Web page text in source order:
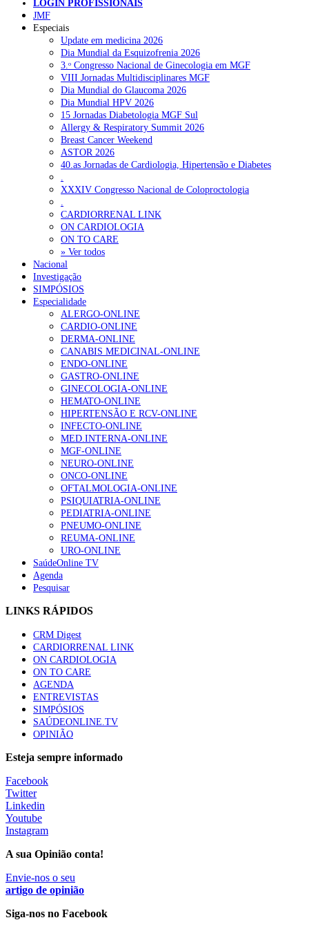
NOTÍCIAS RECENTES
Plataforma criada por estudantes apoia famílias após diagnóstico
de demência 5 de Agosto, 2026
ULS Alto Alentejo e IPO de Lisboa reforçam cooperação em
Oncologia, formação e investigação 5 de Agosto, 2026
Montenegro defende gestão pública ou privada para garantir
médicos de família 5 de Agosto, 2026
Governo admite cobrar taxas a utentes que recusem vaga em
cuidados continuados
Estudo aponta potencial da casca de maracujá-roxo no controlo
da inflamação da asma 5 de Agosto, 2026
NOTÍCIAS MAIS LIDAS
Enfermagem Forense. “Da urgência ao tribunal, cada
gesto conta e cada profissional faz a diferença”
202 visualizações
Alguns milhares de utentes podem ficar sem médico de
família com nova regras do registo, alerta associação
167 visualizações
Quase quatro em cada dez doentes com enfarte
apresentavam níveis elevados de Lp(a), revela estudo
84 visualizações
Trodelvy aprovado para primeira linha no cancro da
mama triplo negativo metastático em doentes não
elegíveis para inibidores PD-(L)1
58 visualizações
1.º Episódio do Podcast “Frequência Cardio – Sintoniza-
58 visualizações
Canábis medicinal e saúde mental
53 visualizações
MAIS NOTÍCIAS
Plataforma criada por estudantes apoia famílias após
diagnóstico de demência
5 Ago, 2026
ULS Alto Alentejo e IPO de Lisboa reforçam cooperação em
Oncologia, formação e investigação
5 Ago, 2026|0 Comments
LOGIN PROFISSIONAIS
JMF
Especiais
Update em medicina 2026
Dia Mundial da Esquizofrenia 2026
3.ᵒ Congresso Nacional de Ginecologia em MGF
VIII Jornadas Multidisciplinares MGF
Dia Mundial do Glaucoma 2026
Dia Mundial HPV 2026
15 Jornadas Diabetologia MGF Sul
Allergy & Respiratory Summit 2026
Breast Cancer Weekend
ASTOR 2026
40.as Jornadas de Cardiologia, Hipertensão e Diabetes
.
XXXIV Congresso Nacional de Coloproctologia
.
CARDIORRENAL LINK
ON CARDIOLOGIA
ON TO CARE
» Ver todos
Nacional
Investigação
SIMPÓSIOS
Especialidade
ALERGO-ONLINE
CARDIO-ONLINE
DERMA-ONLINE
CANABIS MEDICINAL-ONLINE
ENDO-ONLINE
GASTRO-ONLINE
GINECOLOGIA-ONLINE
HEMATO-ONLINE
HIPERTENSÃO E RCV-ONLINE
INFECTO-ONLINE
MED.INTERNA-ONLINE
MGF-ONLINE
NEURO-ONLINE
ONCO-ONLINE
OFTALMOLOGIA-ONLINE
PSIQUIATRIA-ONLINE
PEDIATRIA-ONLINE
PNEUMO-ONLINE
REUMA-ONLINE
URO-ONLINE
SaúdeOnline TV
Agenda
Pesquisar
LINKS RÁPIDOS
CRM Digest
CARDIORRENAL LINK
ON CARDIOLOGIA
ON TO CARE
AGENDA
ENTREVISTAS
SIMPÓSIOS
SAÚDEONLINE.TV
OPINIÃO
Esteja sempre informado
Facebook
Twitter
Linkedin
Youtube
Instagram
A sua Opinião conta!
Envie-nos o seu
artigo de opinião
Siga-nos no Facebook